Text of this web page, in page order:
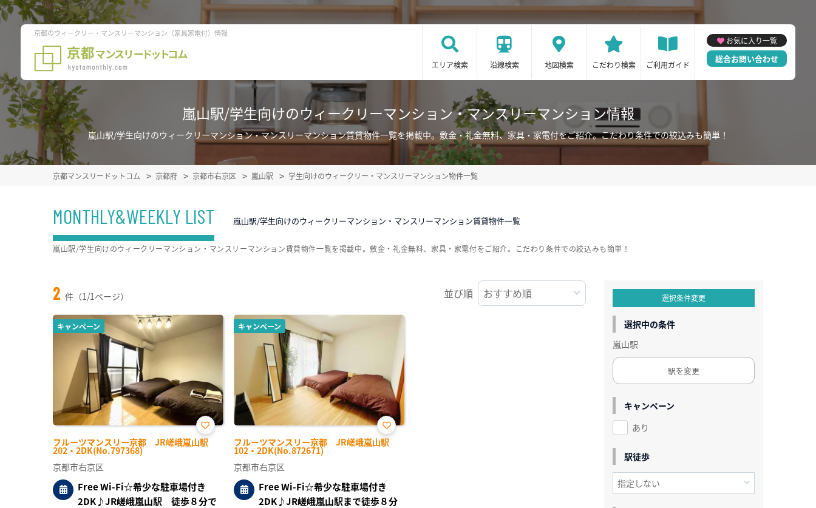
京都のウィークリー・マンスリーマンション（家具家電付）情報
エリア検索 沿線検索 地図検索 こだわり検索 ご利用ガイド
お気に入り一覧
総合お問い合わせ
嵐山駅/学生向けのウィークリーマンション・マンスリーマンション情報
嵐山駅/学生向けのウィークリーマンション・マンスリーマンション賃貸物件一覧を掲載中。敷金・礼金無料、家具・家電付をご紹介。こだわり条件での絞込みも簡単！
京都マンスリードットコム 京都府 京都市右京区 嵐山駅 学生向けのウィークリー・マンスリーマンション物件一覧
MONTHLY&WEEKLY LIST 嵐山駅/学生向けのウィークリーマンション・マンスリーマンション賃貸物件一覧
2 件（1/1ページ） 並び順
キャンペーン
フルーツマンスリー京都 JR嵯峨嵐山駅
202・2DK(No.797368)
お気
に入
京都市右京区
Free Wi-Fi☆希少な駐車場付き
2DK♪JR嵯峨嵐山駅 徒歩８分で
キャンペーン
フルーツマンスリー京都 JR嵯峨嵐山駅
102・2DK(No.872671)
お気
に入
京都市右京区
Free Wi-Fi☆希少な駐車場付き
2DK♪JR嵯峨嵐山駅まで徒歩８分
嵐山駅/学生向けのウィークリーマンション・マンスリーマンション賃貸物件一覧を掲載中。敷金・礼金無料、家具・家電付をご紹介。こだわり条件での絞込みも簡単！
選択条件変更
選択中の条件
嵐山駅
駅を変更
キャンペーン
あり
駅徒歩